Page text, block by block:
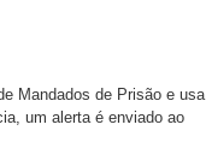
Mandados de Prisão e usa
um alerta é enviado ao